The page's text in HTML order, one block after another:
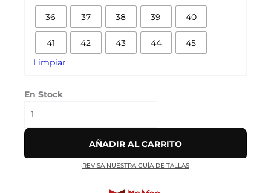
36 37 38 39 40
41 42 43 44 45
Limpiar
En Stock
'BIO
BEIGE'
cantidad
AÑADIR AL CARRITO
REVISA NUESTRA GUÍA DE TALLAS